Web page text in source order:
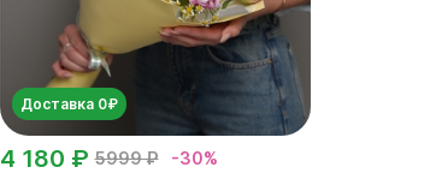
Доставка 0₽
5999 ₽ -30%
4 180 ₽